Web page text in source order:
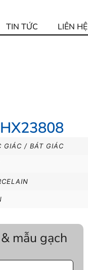
TIN TỨC LIÊN HỆ
GIÁC / BÁT GIÁC
mẫu gạch